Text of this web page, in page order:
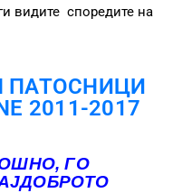
видите споредите на
ПАТОСНИЦИ
2011-2017
ГО